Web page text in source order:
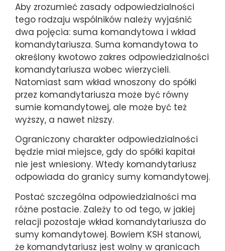
Aby zrozumieć zasady odpowiedzialności
tego rodzaju wspólników należy wyjaśnić
dwa pojęcia: suma komandytowa i wkład
komandytariusza. Suma komandytowa to
określony kwotowo zakres odpowiedzialności
komandytariusza wobec wierzycieli.
Natomiast sam wkład wnoszony do spółki
przez komandytariusza może być równy
sumie komandytowej, ale może być też
wyższy, a nawet niższy.
Ograniczony charakter odpowiedzialności
będzie miał miejsce, gdy do spółki kapitał
nie jest wniesiony. Wtedy komandytariusz
odpowiada do granicy sumy komandytowej.
Postać szczególna odpowiedzialności ma
różne postacie. Zależy to od tego, w jakiej
relacji pozostaje wkład komandytariusza do
sumy komandytowej. Bowiem KSH stanowi,
że komandytariusz jest wolny w granicach